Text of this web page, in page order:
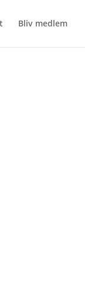
Bliv medlem